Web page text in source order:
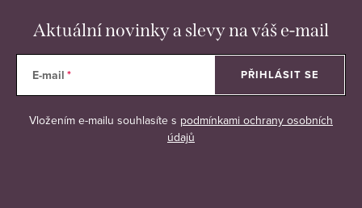
Aktuální novinky a slevy na váš e-mail
E-mail
Vložením e-mailu souhlasíte s podmínkami ochrany osobních
údajů
PŘIHLÁSIT SE